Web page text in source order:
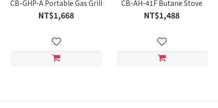
CB-GHP-A Portable Gas Grill
NT$1,668
CB-AH-41F Butane Stove
NT$1,488